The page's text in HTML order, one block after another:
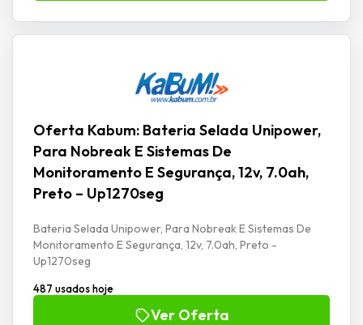
Oferta Kabum: Bateria Selada Unipower,
Para Nobreak E Sistemas De
Monitoramento E Segurança, 12v, 7.0ah,
Preto – Up1270seg
Bateria Selada Unipower, Para Nobreak E Sistemas De
Monitoramento E Segurança, 12v, 7.0ah, Preto -
Up1270seg
487 usados hoje
Ver Oferta